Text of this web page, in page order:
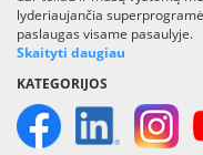
lyderiaujančia
paslaugas visame pasaulyje.
Skaityti daugiau
KATEGORIJOS